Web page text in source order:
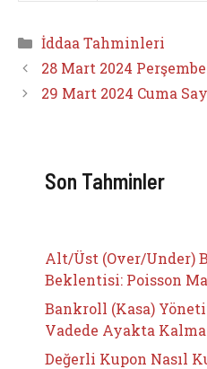
Kategoriler
İddaa Tahminleri
28 Mart 2024
29 Mart 2024 Cuma
Son Tahminler
Alt/Üst (Over/Under)
Beklentisi: Poisson
Bankroll (Kasa)
Vadede Ayakta
Değerli Kupon Nasıl